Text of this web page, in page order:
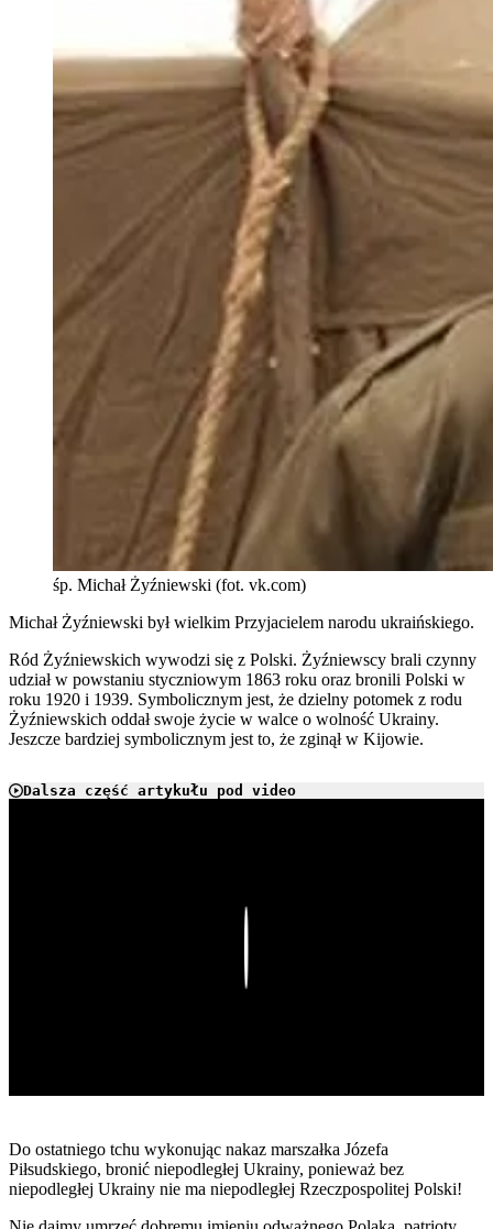
śp. Michał Żyźniewski (fot. vk.com)
Michał Żyźniewski był wielkim Przyjacielem narodu ukraińskiego.
Ród Żyźniewskich wywodzi się z Polski. Żyźniewscy brali czynny
udział w powstaniu styczniowym 1863 roku oraz bronili Polski w
roku 1920 i 1939. Symbolicznym jest, że dzielny potomek z rodu
Żyźniewskich oddał swoje życie w walce o wolność Ukrainy.
Jeszcze bardziej symbolicznym jest to, że zginął w Kijowie.
Dalsza część artykułu pod video
Do ostatniego tchu wykonując nakaz marszałka Józefa
Piłsudskiego, bronić niepodległej Ukrainy, ponieważ bez
niepodległej Ukrainy nie ma niepodległej Rzeczpospolitej Polski!